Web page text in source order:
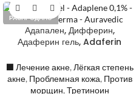
РАСПРОДАНО
Адапален, Дифферин,
Адаферин гель, Adaferin
⬛️ Лечение акне, Лёгкая степень
акне, Проблемная кожа, Против
морщин, Третиноин